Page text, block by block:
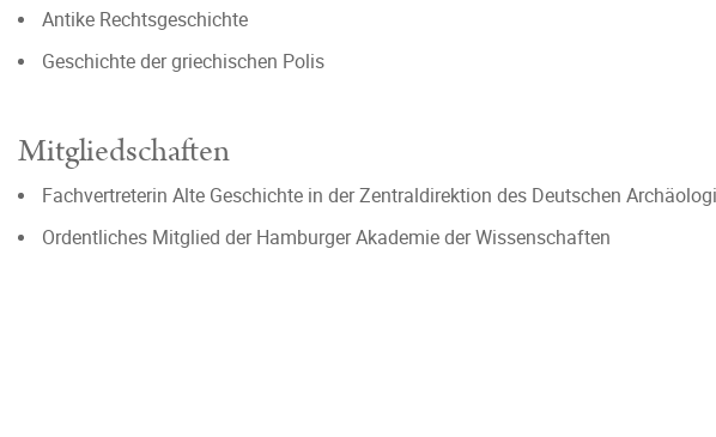
Antike Rechtsgeschichte
Geschichte der griechischen Polis
Mitgliedschaften
Fachvertreterin Alte Geschichte in der Zentraldirektion des Deutschen
Ordentliches Mitglied der Hamburger Akademie der Wissenschaften